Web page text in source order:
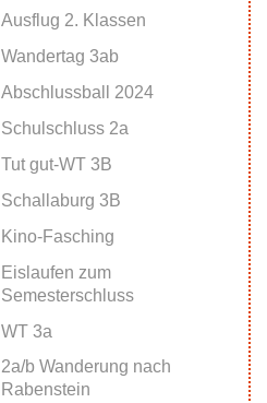
Ausflug 2. Klassen
Wandertag 3ab
Abschlussball 2024
Schulschluss 2a
Tut gut-WT 3B
Schallaburg 3B
Kino-Fasching
Eislaufen zum
Semesterschluss
WT 3a
2a/b Wanderung nach
Rabenstein